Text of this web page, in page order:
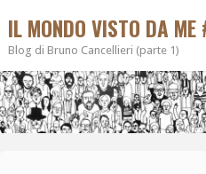
IL MONDO VISTO DA ME
Blog di Bruno Cancellieri (parte 1)